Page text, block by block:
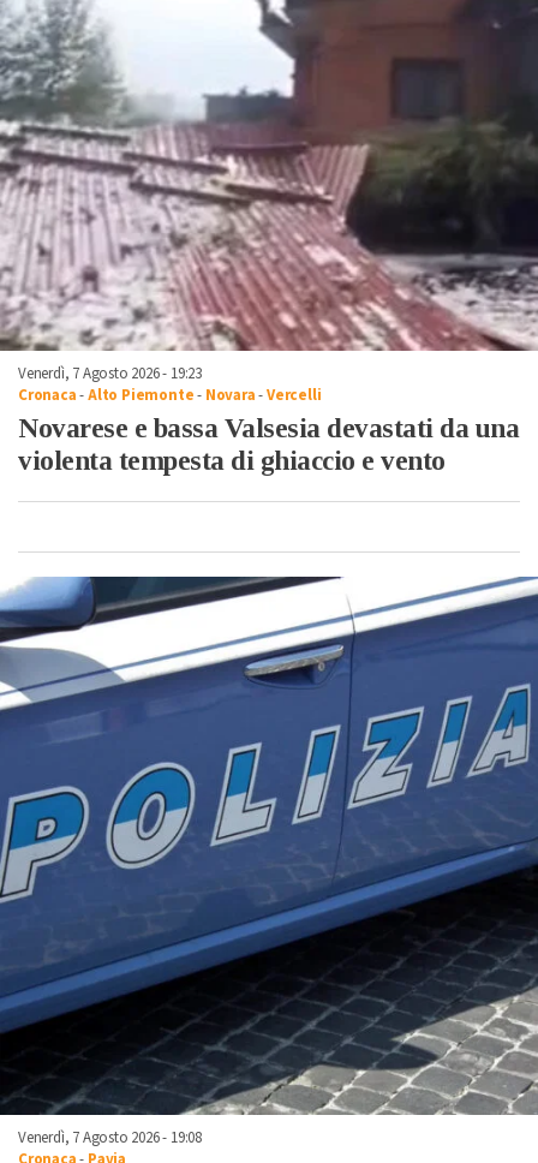
Venerdì, 7 Agosto 2026 - 19:23
Cronaca-Alto Piemonte- Novara-Vercelli
Novarese e bassa Valsesia devastati da una
violenta tempesta di ghiaccio e vento
Venerdì, 7 Agosto 2026 - 19:08